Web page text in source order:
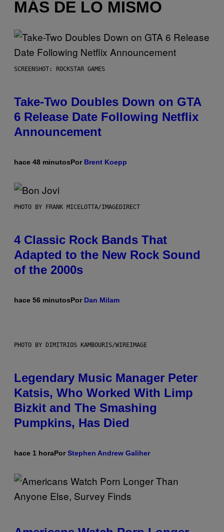
MÁS DE LO MISMO
SCREENSHOT: ROCKSTAR GAMES
Take-Two Doubles Down on GTA
6 Release Date Following Netflix
Announcement
hace 48 minutosPor Brent Koepp
PHOTO BY FRANK MICELOTTA/IMAGEDIRECT
4 Classic Rock Bands That
Adapted to the New Rock Sound
of the 2000s
hace 56 minutosPor Dan Milam
PHOTO BY DIMITRIOS KAMBOURIS/WIREIMAGE
Legendary Music Manager Peter
Katsis, Who Worked With Limp
Bizkit and The Smashing
Pumpkins, Has Died
hace 1 horaPorStephen Andrew Galiher